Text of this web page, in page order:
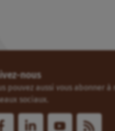
nous
pouvez aussi vous abonner
sociaux.